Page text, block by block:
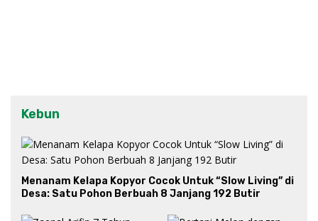
Kebun
Menanam Kelapa Kopyor Cocok Untuk “Slow Living” di
Desa: Satu Pohon Berbuah 8 Janjang 192 Butir